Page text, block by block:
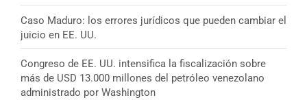
Caso Maduro: los errores jurídicos que pueden cambiar el
juicio en EE. UU.
Congreso de EE. UU. intensifica la fiscalización sobre
más de USD 13.000 millones del petróleo venezolano
administrado por Washington